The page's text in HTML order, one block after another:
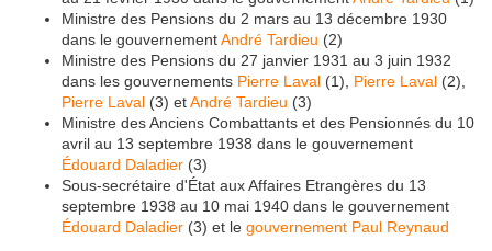
Ministre des Pensions du 2 mars au 13 décembre 1930
dans le gouvernementAndré Tardieu (2)
Ministre des Pensions du 27 janvier 1931 au 3 juin 1932
dans les gouvernements Pierre Laval (1), Pierre Laval (2),
Pierre Laval (3) etAndré Tardieu (3)
Ministre des Anciens Combattants et des Pensionnés du 10
avril au 13 septembre 1938 dans le gouvernement
Édouard Daladier (3)
Sous-secrétaire d'État aux Affaires Etrangères du 13
septembre 1938 au 10 mai 1940 dans le gouvernement
Édouard Daladier (3) et le gouvernement Paul Reynaud